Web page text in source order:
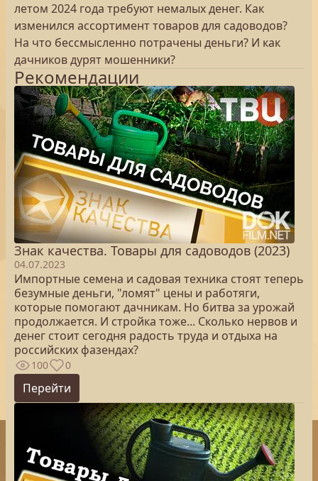
летом 2024 года требуют немалых денег. Как
изменился ассортимент товаров для садоводов?
На что бессмысленно потрачены деньги? И как
дачников дурят мошенники?
Рекомендации
Знак качества. Товары для садоводов (2023)
04.07.2023
Импортные семена и садовая техника стоят теперь
безумные деньги, "ломят" цены и работяги,
которые помогают дачникам. Но битва за урожай
продолжается. И стройка тоже... Сколько нервов и
денег стоит сегодня радость труда и отдыха на
российских фазендах?
100 0
Перейти